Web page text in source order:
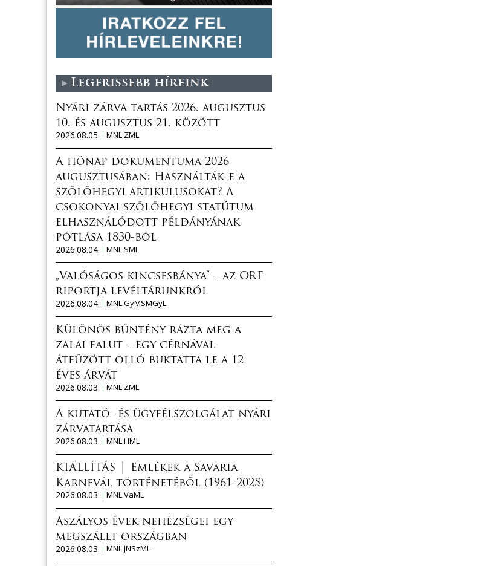
Legfrissebb híreink
Nyári zárva tartás 2026. augusztus
10. és augusztus 21. között
2026.08.05.
MNL ZML
A hónap dokumentuma 2026
augusztusában: Használták-e a
szőlőhegyi artikulusokat? A
csokonyai szőlőhegyi statútum
elhasználódott példányának
pótlása 1830-ból
2026.08.04.
MNL SML
„Valóságos kincsesbánya” – az ORF
riportja levéltárunkról
2026.08.04.
MNL GyMSMGyL
Különös bűntény rázta meg a
zalai falut – egy cérnával
átfűzött olló buktatta le a 12
éves árvát
2026.08.03.
MNL ZML
A kutató- és ügyfélszolgálat nyári
zárvatartása
2026.08.03.
MNL HML
KIÁLLÍTÁS │ Emlékek a Savaria
Karnevál történetéből (1961-2025)
2026.08.03.
MNL VaML
Aszályos évek nehézségei egy
megszállt országban
2026.08.03.
MNL JNSzML